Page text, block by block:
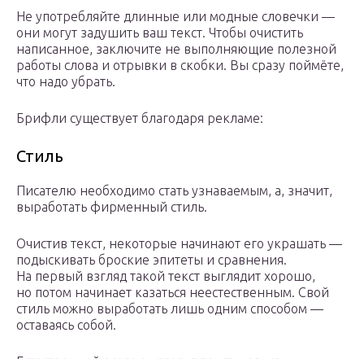
Не употребляйте длинные или модные словечки —
они могут задушить ваш текст. Чтобы очистить
написанное, заключите не выполняющие полезной
работы слова и отрывки в скобки. Вы сразу поймёте,
что надо убрать.
Брифли существует благодаря рекламе:
Стиль
Писателю необходимо стать узнаваемым, а, значит,
выработать фирменный стиль.
Очистив текст, некоторые начинают его украшать —
подыскивать броские эпитеты и сравнения.
На первый взгляд такой текст выглядит хорошо,
но потом начинает казаться неестественным. Свой
стиль можно выработать лишь одним способом —
оставаясь собой.